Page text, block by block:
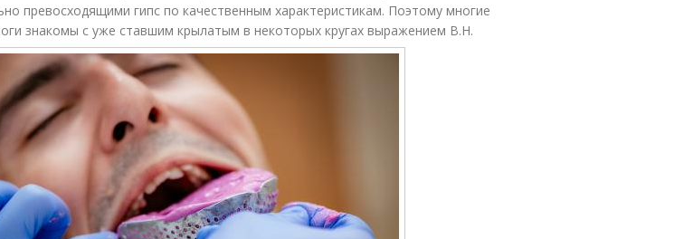
превосходящими гипс по качественным характеристикам. Поэтому многие
знакомы с уже ставшим крылатым в некоторых кругах выражением В.Н.